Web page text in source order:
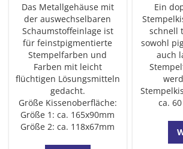
Das Metallgehäuse mit
der auswechselbaren
Schaumstoffeinlage ist
für feinstpigmentierte
Stempelfarben und
Farben mit leicht
flüchtigen Lösungsmitteln
gedacht.
Größe Kissenoberfläche:
Größe 1: ca. 165x90mm
Größe 2: ca. 118x67mm
Ein
schnell
sowohl
auch
ca.